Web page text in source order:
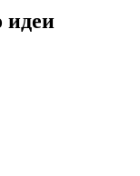
идеи